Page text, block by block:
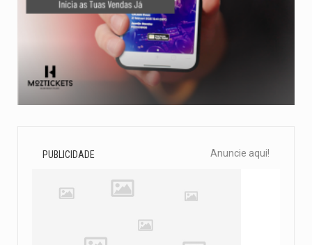
PUBLICIDADE Anuncie aqui!